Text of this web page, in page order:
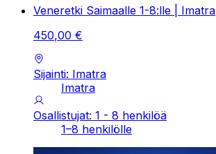
Veneretki Saimaalle 1-8:lle | Imatra
450,00 €
Sijainti: Imatra
Imatra
Osallistujat: 1 - 8 henkilöä
1–8 henkilölle